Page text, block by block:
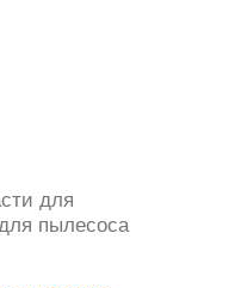
для
пылесоса